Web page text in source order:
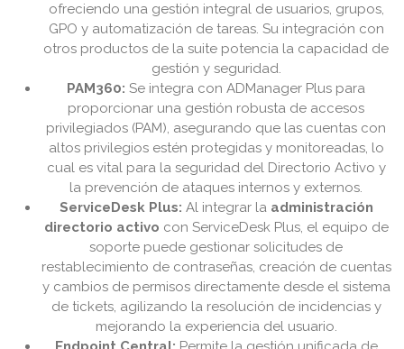
ofreciendo una gestión integral de usuarios, grupos,
GPO y automatización de tareas. Su integración con
otros productos de la suite potencia la capacidad de
gestión y seguridad.
PAM360: Se integra con ADManager Plus para
proporcionar una gestión robusta de accesos
privilegiados (PAM), asegurando que las cuentas con
altos privilegios estén protegidas y monitoreadas, lo
cual es vital para la seguridad del Directorio Activo y
la prevención de ataques internos y externos.
ServiceDesk Plus: Al integrar la administración
directorio activo con ServiceDesk Plus, el equipo de
soporte puede gestionar solicitudes de
restablecimiento de contraseñas, creación de cuentas
y cambios de permisos directamente desde el sistema
de tickets, agilizando la resolución de incidencias y
mejorando la experiencia del usuario.